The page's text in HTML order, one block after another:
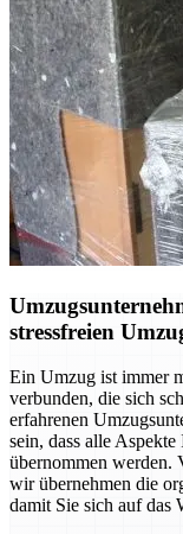
stressfreien
Ein Umzug ist immer
verbunden, die sich
erfahrenen
sein, dass alle
übernommen werden.
wir übernehmen die
damit Sie sich auf das